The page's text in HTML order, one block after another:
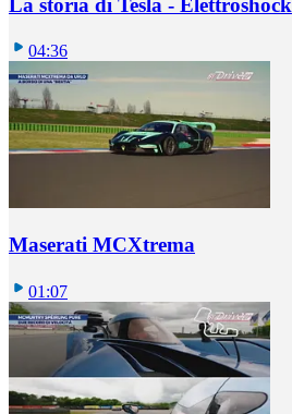
La storia di Tesla - Elettroshock
04:36
Maserati MCXtrema
01:07